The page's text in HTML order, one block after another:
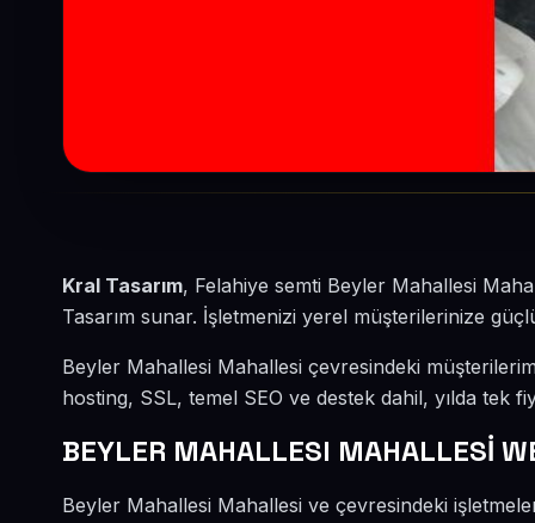
Kral Tasarım, Felahiye semti Beyler Mahallesi
Tasarım sunar. İşletmenizi yerel müşterilerinize
Beyler Mahallesi Mahallesi çevresindeki
hosting, SSL, temel SEO ve destek dahil, yılda tek
BEYLER MAHALLESI MAHALLESİ
Beyler Mahallesi Mahallesi ve çevresindeki